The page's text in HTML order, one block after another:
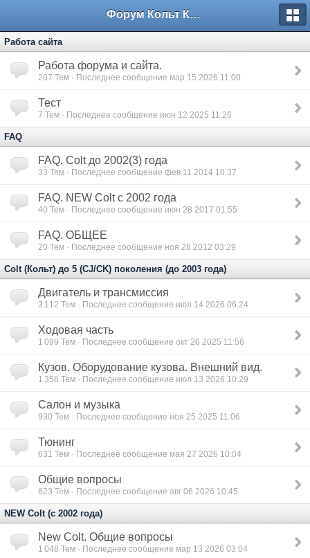
Форум Кольт Клуб
Работа сайта
Работа форума и сайта.
207 Тем · Последнее сообщение мар 15 2026 11:00
Тест
7 Тем · Последнее сообщение июн 12 2025 11:26
FAQ
FAQ. Colt до 2002(3) года
33 Тем · Последнее сообщение фев 11 2014 10:37
FAQ. NEW Colt с 2002 года
40 Тем · Последнее сообщение июн 28 2017 01:55
FAQ. ОБЩЕЕ
20 Тем · Последнее сообщение ноя 28 2012 03:29
Colt (Кольт) до 5 (СJ/CK) поколения (до 2003 года)
Двигатель и трансмиссия
3 112 Тем · Последнее сообщение июл 14 2026 06:24
Ходовая часть
1 099 Тем · Последнее сообщение окт 26 2025 11:56
Кузов. Оборудование кузова. Внешний вид.
1 358 Тем · Последнее сообщение июл 13 2026 10:29
Салон и музыка
930 Тем · Последнее сообщение ноя 25 2025 11:06
Тюнинг
631 Тем · Последнее сообщение мая 27 2026 10:04
Общие вопросы
623 Тем · Последнее сообщение авг 06 2026 10:45
NEW Colt (с 2002 года)
New Colt. Общие вопросы
1 048 Тем · Последнее сообщение мар 13 2026 03:04